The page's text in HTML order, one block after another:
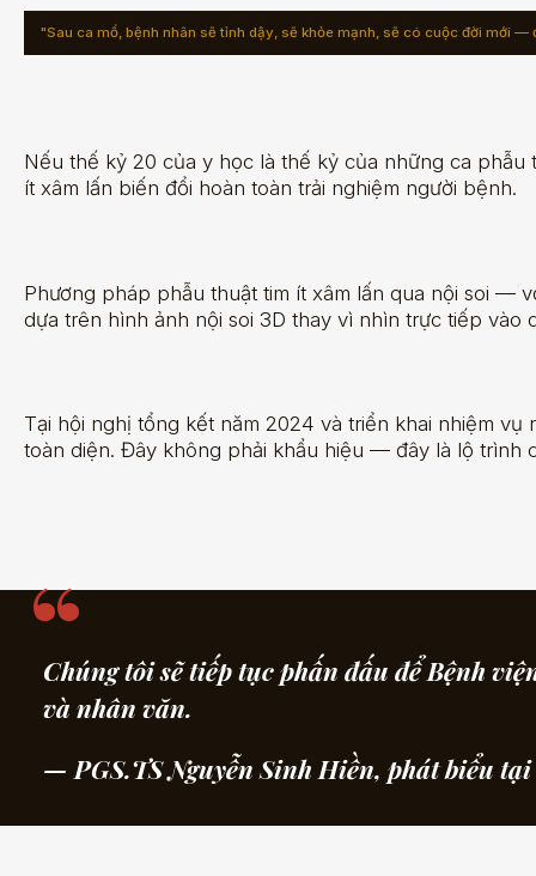
"Sau ca mổ, bệnh nhân sẽ tỉnh dậy, sẽ khỏe mạnh, sẽ có cuộc đời mới —
Nếu thế kỷ 20 của y học là thế kỷ của những ca
ít xâm lấn biến đổi hoàn toàn trải nghiệm người bệnh.
Phương pháp phẫu thuật tim ít xâm lấn qua nội soi —
dựa trên hình ảnh nội soi 3D thay vì nhìn trực tiếp
Tại hội nghị tổng kết năm 2024 và triển khai nhiệm
toàn diện. Đây không phải khẩu hiệu — đây là lộ trình
Chúng tôi sẽ tiếp tục phấn đấu để Bệnh
và nhân văn.
— PGS.TS Nguyễn Sinh Hiền, phát biểu